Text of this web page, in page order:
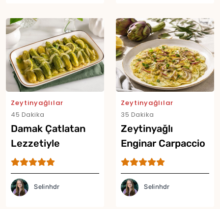
Zeytinyağlılar
45 Dakika
Damak Çatlatan
Lezzetiyle
Zeytinyağlı Bebek
Kabak Tarifi
Selinhdr
Zeytinyağlılar
35 Dakika
Zeytinyağlı
Enginar Carpaccio
Tarifi
Selinhdr